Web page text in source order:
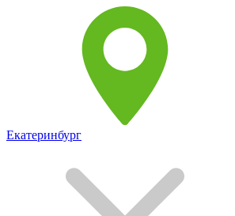
Екатеринбург